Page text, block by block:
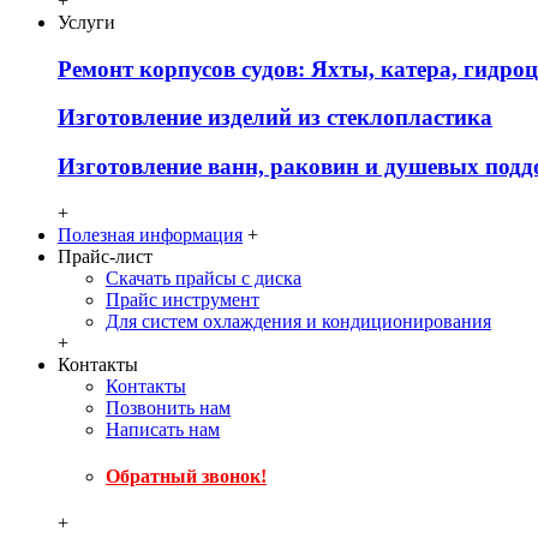
Услуги
Ремонт корпусов судов: Яхты, катера,
Изготовление изделий из стеклопластика
Изготовление ванн, раковин и душевых
+
Полезная информация +
Прайс-лист
Скачать прайсы с диска
Прайс инструмент
Для систем охлаждения и кондиционирования
+
Контакты
Контакты
Позвонить нам
Написать нам
Обратный звонок!
+